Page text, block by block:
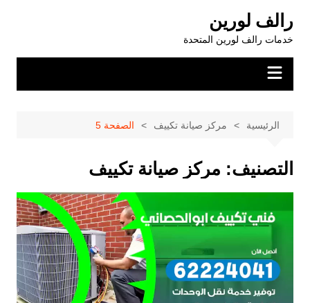
المحتوى
رالف لورين
خدمات رالف لورين المتحدة
الرئيسية مركز صيانة تكييف الصفحة 5
التصنيف: مركز صيانة تكييف